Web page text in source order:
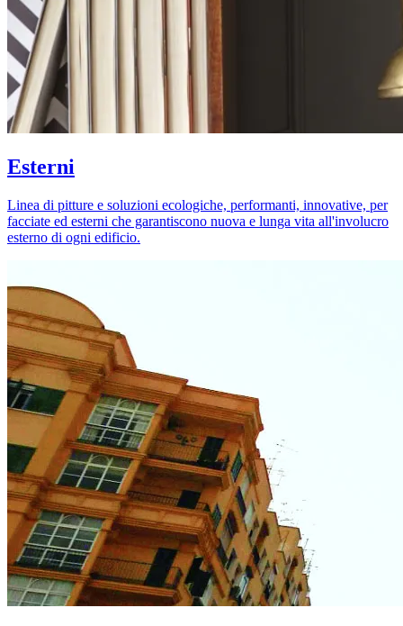
Esterni
Linea di pitture e soluzioni ecologiche, performanti, innovative, per
facciate ed esterni che garantiscono nuova e lunga vita all'involucro
esterno di ogni edificio.